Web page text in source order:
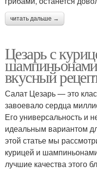
читать дальше →
Цезарь с
вкусный
Салат Цезарь — это
завоевало сердца
Его универсальность и
идеальным вариантом
этой статье мы
курицей и
лучшие качества этого